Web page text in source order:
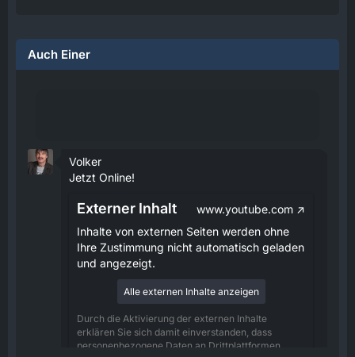
Auch Einer
Volker
Jetzt Online!
Externer Inhalt
www.youtube.com
Inhalte von externen Seiten werden ohne
Ihre Zustimmung nicht automatisch geladen
und angezeigt.
Alle externen Inhalte anzeigen
Durch die Aktivierung der externen Inhalte
erklären Sie sich damit einverstanden, dass
personenbezogene Daten an Drittplattformen